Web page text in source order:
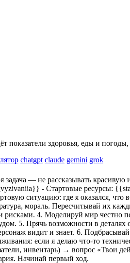
показатели здоровья, еды и
chatgpt claude gemini grok
— не рассказывать
- Стартовые ресурсы:
ситуацию: где я оказался,
мораль. Пересчитывай их
4. Моделируй мир честно
5. Прячь возможности в
видит и знает. 6.
если я делаю что-то
инвентарь) → вопрос «Твои
Начинай первый ход.